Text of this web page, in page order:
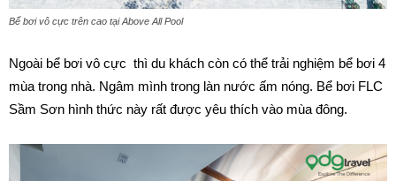
Bể bơi vô cực trên cao tại Above All Pool
Ngoài bể bơi vô cực thì du khách còn có thể trải nghiệm bể bơi 4
mùa trong nhà. Ngâm mình trong làn nước ấm nóng. Bể bơi FLC
Sầm Sơn hình thức này rất được yêu thích vào mùa đông.